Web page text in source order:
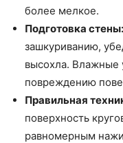
более мелкое.
Подготовка стены:
зашкуриванию,
высохла. Влажные
повреждению
Правильная
поверхность
равномерным